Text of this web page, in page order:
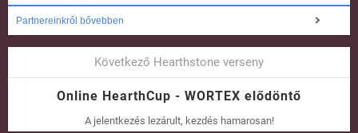
Partnereinkről bővebben
Következő Hearthstone verseny
Online HearthCup - WORTEX elődöntő
A jelentkezés lezárult, kezdés hamarosan!